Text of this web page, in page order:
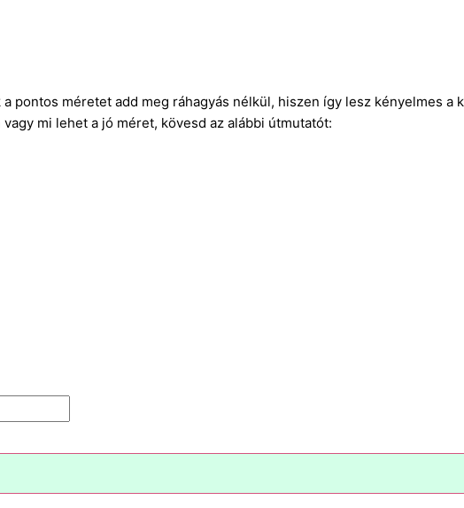
méretet add meg ráhagyás nélkül, hiszen így lesz kényelmes a
mi lehet a jó méret, kövesd az alábbi útmutatót: